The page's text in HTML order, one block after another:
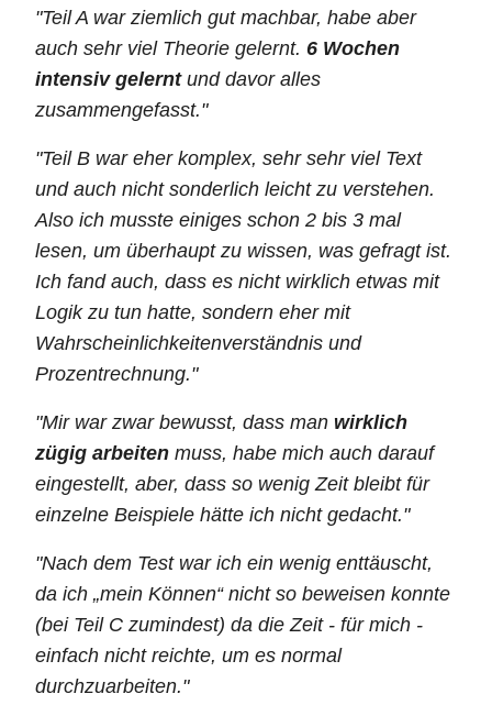
"Teil A war ziemlich gut machbar, habe aber
auch sehr viel Theorie gelernt. 6 Wochen
intensiv gelerntund davor alles
zusammengefasst."
"Teil B war eher komplex, sehr sehr viel Text
und auch nicht sonderlich leicht zu verstehen.
Also ich musste einiges schon 2 bis 3 mal
lesen, um überhaupt zu wissen, was gefragt ist.
Ich fand auch, dass es nicht wirklich etwas mit
Logik zu tun hatte, sondern eher mit
Wahrschein­lichkeiten­verständnis und
Prozentrechnung."
"Mir war zwar bewusst, dass man wirklich
zügig arbeiten muss, habe mich auch darauf
eingestellt, aber, dass so wenig Zeit bleibt für
einzelne Beispiele hätte ich nicht gedacht."
"Nach dem Test war ich ein wenig enttäuscht,
da ich „mein Können“ nicht so beweisen konnte
(bei Teil C zumindest) da die Zeit - für mich -
einfach nicht reichte, um es normal
durchzuarbeiten."